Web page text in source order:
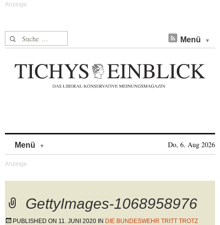
Suche nach: Menü
Menü Do, 6. Aug 2026
GettyImages-1068958976
PUBLISHED ON 11. JUNI 2020 IN DIE BUNDESWEHR TRITT TROTZ